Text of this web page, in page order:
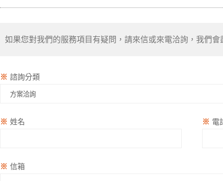
如果您對我們的服務項目有疑問，請來信或來電洽詢，我們會
※ 諮詢分類
※ 姓名 ※ 電
※ 信箱